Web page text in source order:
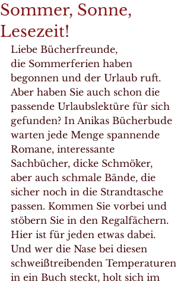
Sommer, Sonne,
Lesezeit!
Liebe Bücherfreunde,
die Sommerferien haben
begonnen und der Urlaub ruft.
Aber haben Sie auch schon die
passende Urlaubslektüre für sich
gefunden? In Anikas Bücherbude
warten jede Menge spannende
Romane, interessante
Sachbücher, dicke Schmöker,
aber auch schmale Bände, die
sicher noch in die Strandtasche
passen. Kommen Sie vorbei und
stöbern Sie in den Regalfächern.
Hier ist für jeden etwas dabei.
Und wer die Nase bei diesen
schweißtreibenden Temperaturen
in ein Buch steckt, holt sich im